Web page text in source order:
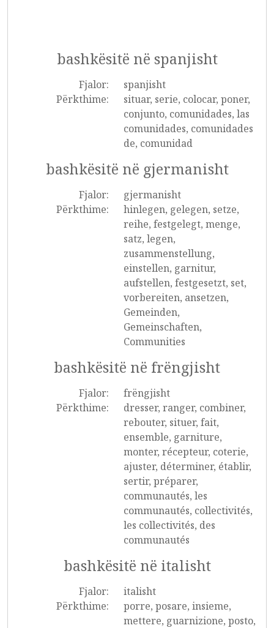
bashkësitë në spanjisht
Fjalor:
spanjisht
Përkthime:
situar, serie, colocar, poner,
conjunto, comunidades, las
comunidades, comunidades
de, comunidad
bashkësitë në gjermanisht
Fjalor:
gjermanisht
Përkthime:
hinlegen, gelegen, setze,
reihe, festgelegt, menge,
satz, legen,
zusammenstellung,
einstellen, garnitur,
aufstellen, festgesetzt, set,
vorbereiten, ansetzen,
Gemeinden,
Gemeinschaften,
Communities
bashkësitë në frëngjisht
Fjalor:
frëngjisht
Përkthime:
dresser, ranger, combiner,
rebouter, situer, fait,
ensemble, garniture,
monter, récepteur, coterie,
ajuster, déterminer, établir,
sertir, préparer,
communautés, les
communautés, collectivités,
les collectivités, des
communautés
bashkësitë në italisht
Fjalor:
italisht
Përkthime:
porre, posare, insieme,
mettere, guarnizione, posto,